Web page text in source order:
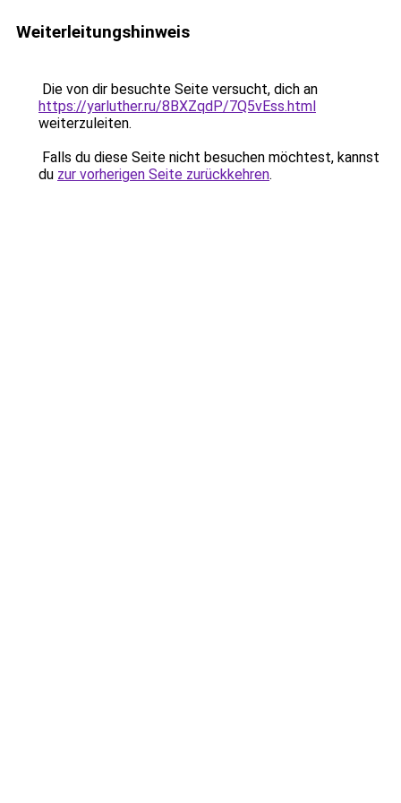
Weiterleitungshinweis
Die von dir besuchte Seite versucht, dich an
https://yarluther.ru/8BXZqdP/7Q5vEss.html
weiterzuleiten.
Falls du diese Seite nicht besuchen möchtest, kannst
du zur vorherigen Seite zurückkehren.